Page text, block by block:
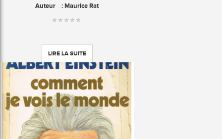
Auteur : Maurice Rat
LIRE LA SUITE